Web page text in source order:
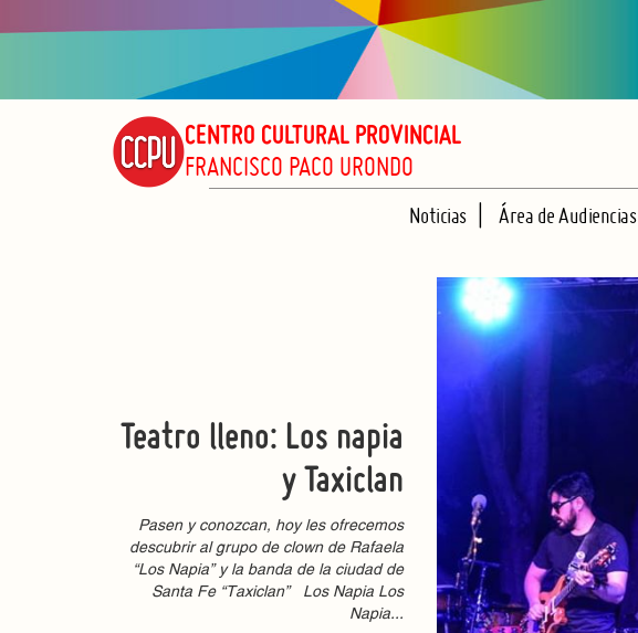
CENTRO CULTURAL PROVINCIAL
FRANCISCO PACO URONDO
Noticias Área de Audiencias
Teatro lleno: Los napia
y Taxiclan
Pasen y conozcan, hoy les ofrecemos
descubrir al grupo de clown de Rafaela
“Los Napia” y la banda de la ciudad de
Santa Fe “Taxiclan” Los Napia Los
Napia...